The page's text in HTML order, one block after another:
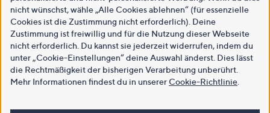
nicht wünschst, wähle „Alle Cookies ablehnen“ (für essenzielle
Cookies ist die Zustimmung nicht erforderlich). Deine
Zustimmung ist freiwillig und für die Nutzung dieser Webseite
nicht erforderlich. Du kannst sie jederzeit widerrufen, indem du
unter „Cookie-Einstellungen“ deine Auswahl änderst. Dies lässt
die Rechtmäßigkeit der bisherigen Verarbeitung unberührt.
Mehr Informationen findest du in unsererCookie-Richtlinie